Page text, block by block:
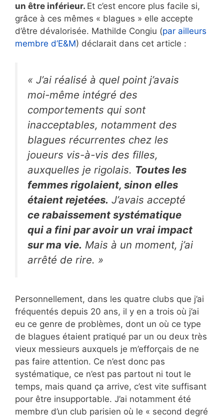
un être inférieur. Et c’est encore plus facile si,
grâce à ces mêmes « blagues » elle accepte
d’être dévalorisée. Mathilde Congiu (par ailleurs
membre d’E&M) déclarait dans cet article :
« J’ai réalisé à quel point j’avais
moi-même intégré des
comportements qui sont
inacceptables, notamment des
blagues récurrentes chez les
joueurs vis-à-vis des filles,
auxquelles je rigolais. Toutes les
femmes rigolaient, sinon elles
étaient rejetées. J’avais accepté
ce rabaissement systématique
qui a fini par avoir un vrai impact
sur ma vie. Mais à un moment, j’ai
arrêté de rire. »
Personnellement, dans les quatre clubs que j’ai
fréquentés depuis 20 ans, il y en a trois où j’ai
eu ce genre de problèmes, dont un où ce type
de blagues étaient pratiqué par un ou deux très
vieux messieurs auxquels je m’efforçais de ne
pas faire attention. Ce n’est donc pas
systématique, ce n’est pas partout ni tout le
temps, mais quand ça arrive, c’est vite suffisant
pour être insupportable. J’ai notamment été
membre d’un club parisien où le « second degré